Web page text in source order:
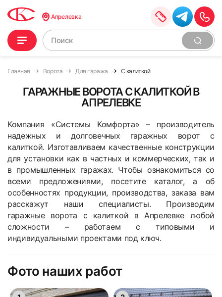
Апрелевка
Главная Ворота Для гаража С калиткой
ГАРАЖНЫЕ ВОРОТА С КАЛИТКОЙ В
АПРЕЛЕВКЕ
Компания «Системы Комфорта» – производитель
надежных и долговечных гаражных ворот с
калиткой. Изготавливаем качественные конструкции
для установки как в частных и коммерческих, так и
в промышленных гаражах. Чтобы ознакомиться со
всеми предложениями, посетите каталог, а об
особенностях продукции, производства, заказа вам
расскажут наши специалисты. Производим
гаражные ворота с калиткой в Апрелевке любой
сложности – работаем с типовыми и
индивидуальными проектами под ключ.
Фото наших работ